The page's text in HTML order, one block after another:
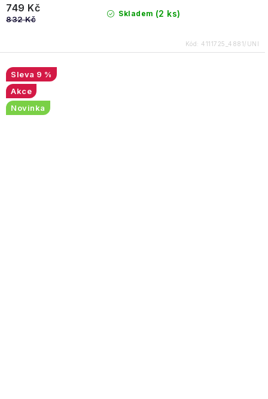
Skladem (2 ks)
749 Kč
832 Kč
Kód: 4111725_4881/UNI
9 %
Akce
Novinka